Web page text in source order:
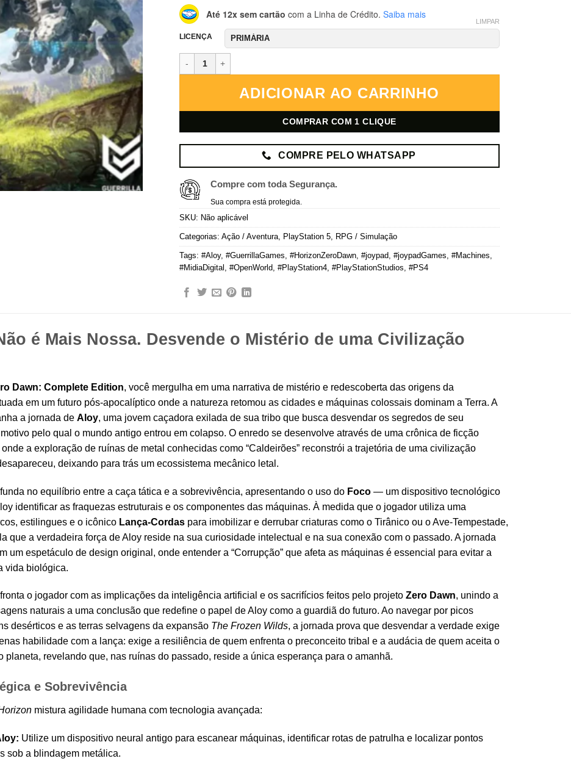
Até 12x sem cartão com a Linha de Crédito. Saiba mais
LICENÇA
LIMPAR
Horizon Zero Dawn: Complete Edition – PlayStation 5 – Mídia Digital quantidade
ADICIONAR AO CARRINHO
COMPRAR COM 1 CLIQUE
COMPRE PELO WHATSAPP
Compre com toda Segurança.
Sua compra está protegida.
SKU: Não aplicável
Categorias: Ação / Aventura PlayStation 5 RPG / Simulação
Tags: #Aloy, #GuerrillaGames #HorizonZeroDawn #joypad #joypadGames #Machines
#MidiaDigital #OpenWorld #PlayStation4 #PlayStationStudios #PS4
é Mais Nossa. Desvende o Mistério de uma Civilização
Dawn: Complete Edition, você mergulha em uma narrativa de mistério e redescoberta das origens da
em um futuro pós-apocalíptico onde a natureza retomou as cidades e máquinas colossais dominam a Terra. A
a jornada de Aloy, uma jovem caçadora exilada de sua tribo que busca desvendar os segredos de seu
pelo qual o mundo antigo entrou em colapso. O enredo se desenvolve através de uma crônica de ficção
a exploração de ruínas de metal conhecidas como “Caldeirões” reconstrói a trajetória de uma civilização
deixando para trás um ecossistema mecânico letal.
no equilíbrio entre a caça tática e a sobrevivência, apresentando o uso do Foco — um dispositivo tecnológico
identificar as fraquezas estruturais e os componentes das máquinas. À medida que o jogador utiliza uma
estilingues e o icônico Lança-Cordas para imobilizar e derrubar criaturas como o Tirânico ou o Ave-Tempestade,
que a verdadeira força de Aloy reside na sua curiosidade intelectual e na sua conexão com o passado. A jornada
um espetáculo de design original, onde entender a “Corrupção” que afeta as máquinas é essencial para evitar a
vida biológica.
o jogador com as implicações da inteligência artificial e os sacrifícios feitos pelo projeto Zero Dawn, unindo a
naturais a uma conclusão que redefine o papel de Aloy como a guardiã do futuro. Ao navegar por picos
desérticos e as terras selvagens da expansão The Frozen Wilds, a jornada prova que desvendar a verdade exige
habilidade com a lança: exige a resiliência de quem enfrenta o preconceito tribal e a audácia de quem aceita o
planeta, revelando que, nas ruínas do passado, reside a única esperança para o amanhã.
e Sobrevivência
mistura agilidade humana com tecnologia avançada:
Utilize um dispositivo neural antigo para escanear máquinas, identificar rotas de patrulha e localizar pontos
sob a blindagem metálica.